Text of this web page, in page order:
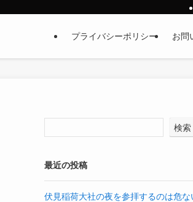
プライバシーポリシー お問
検索
最近の投稿
伏見稲荷大社の夜を参拝するのは危な